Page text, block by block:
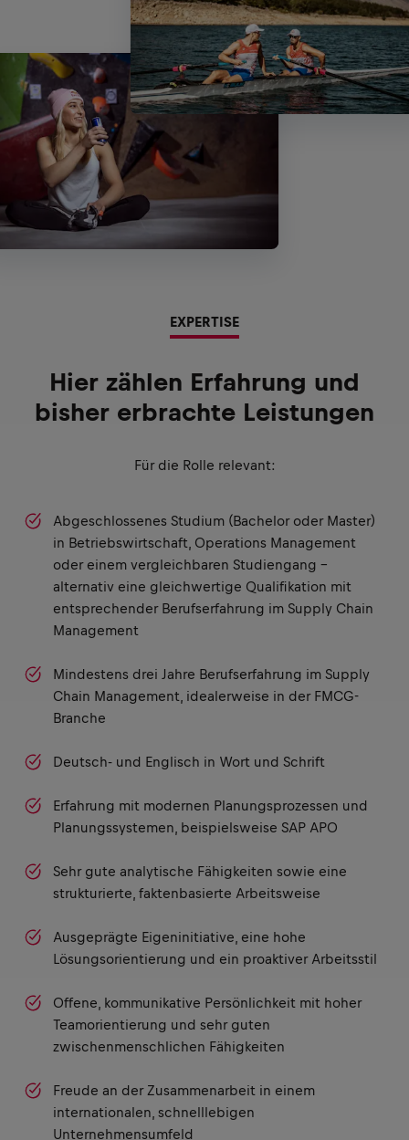
EXPERTISE
Hier zählen Erfahrung und
bisher erbrachte Leistungen
Für die Rolle relevant:
Abgeschlossenes Studium (Bachelor oder Master)
in Betriebswirtschaft, Operations Management
oder einem vergleichbaren Studiengang –
alternativ eine gleichwertige Qualifikation mit
entsprechender Berufserfahrung im Supply Chain
Management
Mindestens drei Jahre Berufserfahrung im Supply
Chain Management, idealerweise in der FMCG-
Branche
Deutsch- und Englisch in Wort und Schrift
Erfahrung mit modernen Planungsprozessen und
Planungssystemen, beispielsweise SAP APO
Sehr gute analytische Fähigkeiten sowie eine
strukturierte, faktenbasierte Arbeitsweise
Ausgeprägte Eigeninitiative, eine hohe
Lösungsorientierung und ein proaktiver Arbeitsstil
Offene, kommunikative Persönlichkeit mit hoher
Teamorientierung und sehr guten
zwischenmenschlichen Fähigkeiten
Freude an der Zusammenarbeit in einem
internationalen, schnelllebigen
Unternehmensumfeld